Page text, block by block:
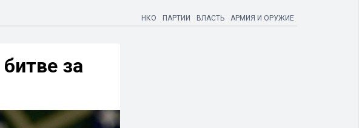
НКО ПАРТИИ ВЛАСТЬ АРМИЯ И ОРУЖИЕ
за